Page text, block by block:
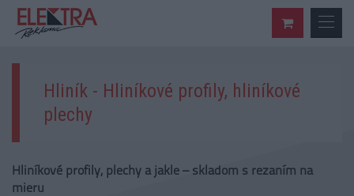
Hliník - Hliníkové profily, hliníkové
plechy
Hliníkové profily, plechy a jakle – skladom s rezaním na
mieru